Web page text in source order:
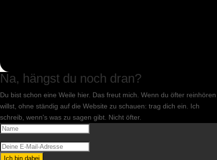
Na, hängst du noch dran?
Du bist schon eine Weile hier. Das freut mich. Wenn du öfter reinhören
willst, ohne ständig auf die Website zu schauen: trag dich ein. Ich
schreib, wenn's was zu sagen gibt. Nicht öfter.
Ich bin dabei